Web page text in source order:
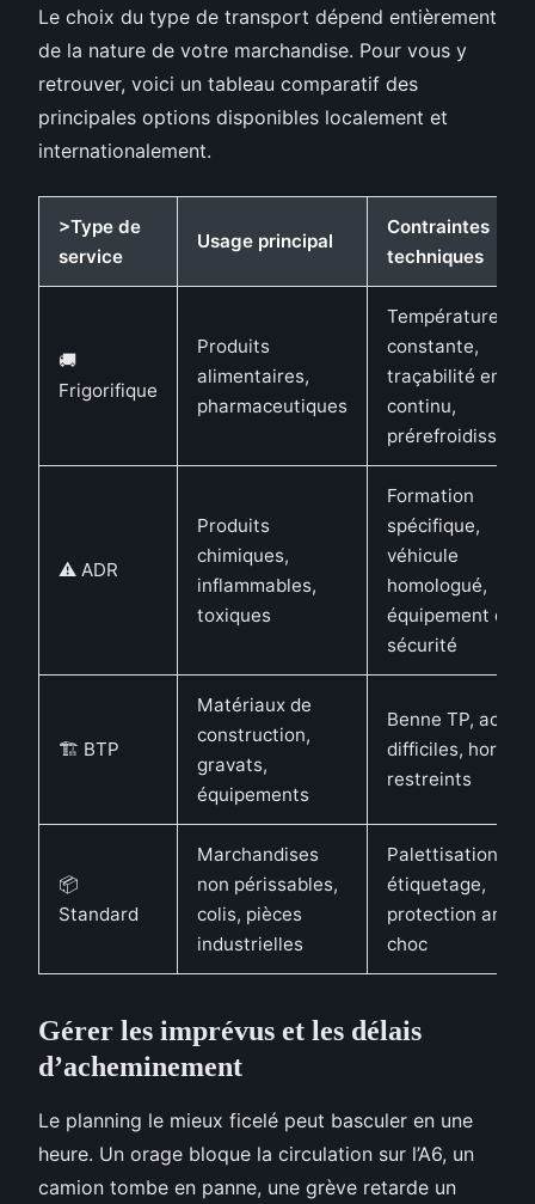
Le choix du type de transport dépend entièrement
de la nature de votre marchandise. Pour vous y
retrouver, voici un tableau comparatif des
principales options disponibles localement et
internationalement.
>Type de
service
Usage principal
Contraintes
techniques
🚚
Frigorifique
Produits
alimentaires,
pharmaceutiques
Température
constante,
traçabilité en
continu,
⚠️ ADR
Produits
chimiques,
inflammables,
toxiques
Formation
spécifique,
véhicule
homologué,
équipement de
sécurité
🏗️ BTP
Matériaux de
construction,
gravats,
équipements
Benne TP, accès
difficiles,
restreints
📦
Standard
Marchandises
non périssables,
colis, pièces
industrielles
Palettisation,
étiquetage,
protection anti-
choc
Gérer les imprévus et les délais
d’acheminement
Le planning le mieux ficelé peut basculer en une
heure. Un orage bloque la circulation sur l’A6, un
camion tombe en panne, une grève retarde un